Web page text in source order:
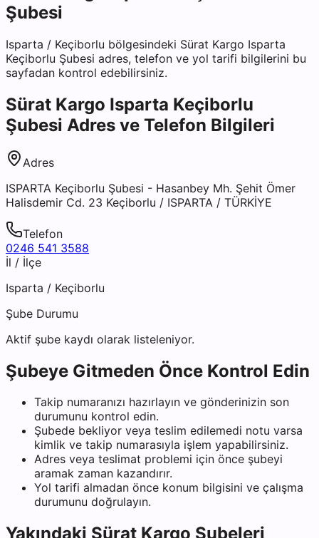
Şubesi
Isparta / Keçiborlu bölgesindeki Sürat Kargo Isparta
Keçiborlu Şubesi adres, telefon ve yol tarifi bilgilerini bu
sayfadan kontrol edebilirsiniz.
Sürat Kargo Isparta Keçiborlu
Şubesi Adres ve Telefon Bilgileri
Adres
ISPARTA Keçiborlu Şubesi - Hasanbey Mh. Şehit Ömer
Halisdemir Cd. 23 Keçiborlu / ISPARTA / TÜRKİYE
Telefon
0246 541 3588
İl / İlçe
Isparta / Keçiborlu
Şube Durumu
Aktif şube kaydı olarak listeleniyor.
Şubeye Gitmeden Önce Kontrol Edin
Takip numaranızı hazırlayın ve gönderinizin son
durumunu kontrol edin.
Şubede bekliyor veya teslim edilemedi notu varsa
kimlik ve takip numarasıyla işlem yapabilirsiniz.
Adres veya teslimat problemi için önce şubeyi
aramak zaman kazandırır.
Yol tarifi almadan önce konum bilgisini ve çalışma
durumunu doğrulayın.
Yakındaki Sürat Kargo Şubeleri